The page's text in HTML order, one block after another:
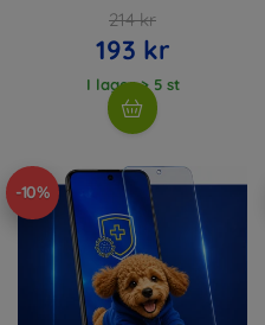
214 kr
193 kr
I lager > 5 st
-10%